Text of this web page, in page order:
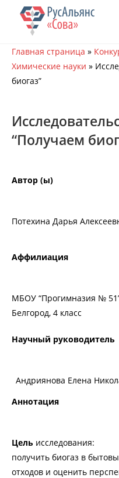
Перейти
содержимому
Главная страница »
Химические науки »
биогаз”
“Получаем
Автор (ы)
Потехина Дарья
Аффилиация
МБОУ “Прогимназия №
Белгород, 4 класс
Научный руководитель
Андриянова Елена
Аннотация
Цель исследования:
получить биогаз в
отходов и оценить